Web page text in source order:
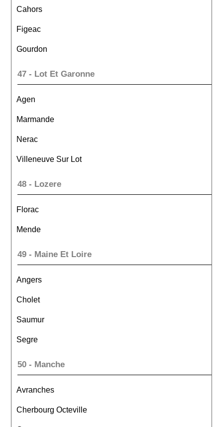
Cahors
Figeac
Gourdon
47 - Lot Et Garonne
Agen
Marmande
Nerac
Villeneuve Sur Lot
48 - Lozere
Florac
Mende
49 - Maine Et Loire
Angers
Cholet
Saumur
Segre
50 - Manche
Avranches
Cherbourg Octeville